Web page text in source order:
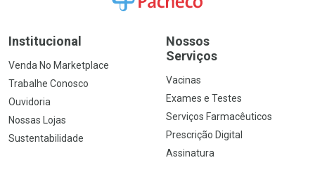
Institucional
Venda No Marketplace
Trabalhe Conosco
Ouvidoria
Nossas Lojas
Sustentabilidade
Nossos
Serviços
Vacinas
Exames e Testes
Serviços Farmacêuticos
Prescrição Digital
Assinatura